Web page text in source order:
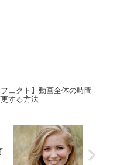
フェクト】動画全体の時間
更する方法